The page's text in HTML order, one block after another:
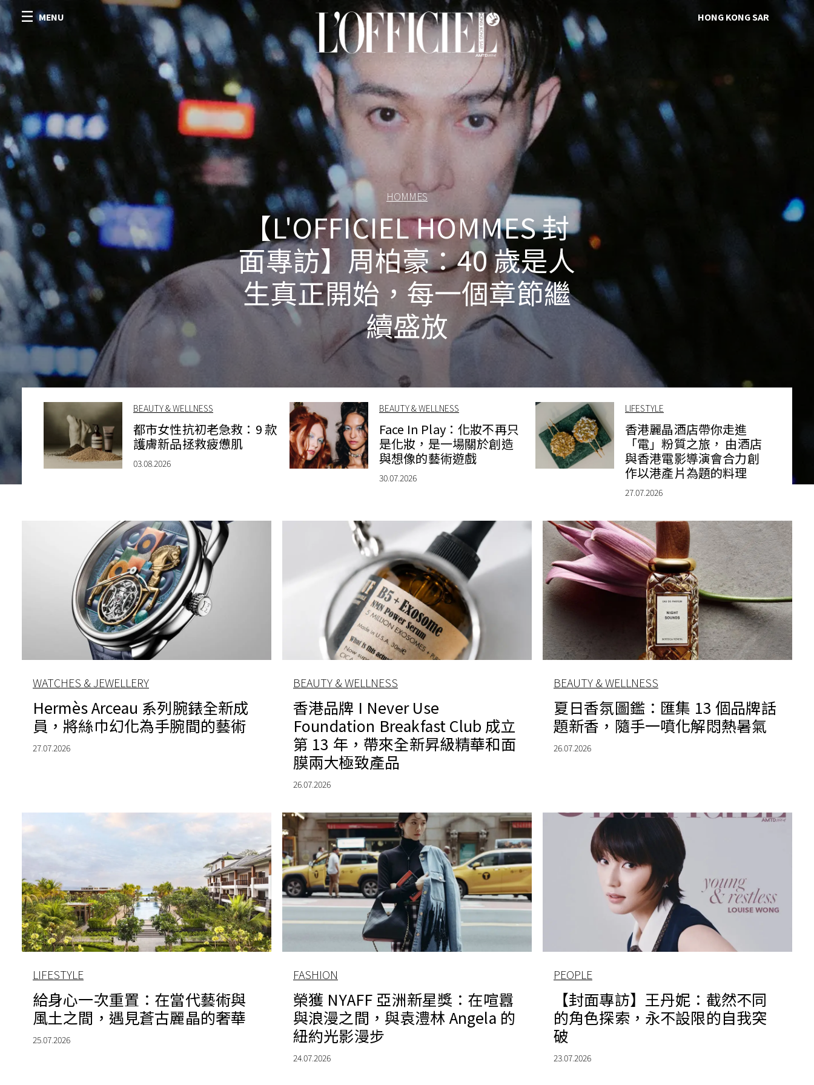
MENU HONG KONG SAR
HOMMES
【L'OFFICIEL HOMMES 封
面專訪】周柏豪：40 歲是人
生真正開始，每一個章節繼
續盛放
BEAUTY & WELLNESS
都市女性抗初老急救：9 款
護膚新品拯救疲憊肌
03.08.2026
BEAUTY & WELLNESS
Face In Play：化妝不再只
是化妝，是一場關於創造
與想像的藝術遊戲
30.07.2026
LIFESTYLE
香港麗晶酒店帶你走進
「電」粉質之旅， 由酒店
與香港電影導演會合力創
作以港產片為題的料理
27.07.2026
WATCHES & JEWELLERY
Hermès Arceau 系列腕錶全新成
員，將絲巾幻化為手腕間的藝術
27.07.2026
BEAUTY & WELLNESS
香港品牌 I Never Use
Foundation Breakfast Club 成立
第 13 年，帶來全新昇級精華和面
膜兩大極致產品
26.07.2026
BEAUTY & WELLNESS
夏日香氛圖鑑：匯集 13 個品牌話
題新香，隨手一噴化解悶熱暑氣
26.07.2026
LIFESTYLE
給身心一次重置：在當代藝術與
風土之間，遇見蒼古麗晶的奢華
25.07.2026
FASHION
榮獲 NYAFF 亞洲新星獎：在喧囂
與浪漫之間，與袁澧林 Angela 的
紐約光影漫步
24.07.2026
PEOPLE
【封面專訪】王丹妮：截然不同
的角色探索，永不設限的自我突
破
23.07.2026